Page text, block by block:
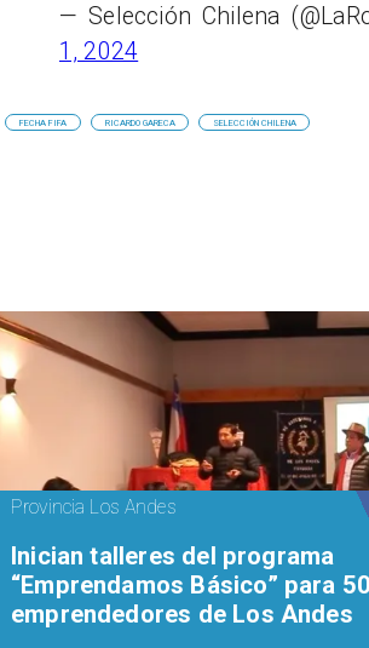
— Selección Chilena
1, 2024
FECHA FIFA RICARDO GARECA SELECCIÓN CHILENA
Provincia Los Andes
Inician talleres del programa
“Emprendamos Básico” para 50
emprendedores de Los Andes